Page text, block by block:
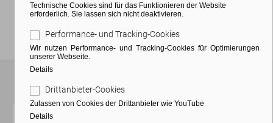
Technische Cookies sind für das Funktionieren der Website
erforderlich. Sie lassen sich nicht deaktivieren.
Performance- und Tracking-Cookies
Wir nutzen Performance- und Tracking-Cookies für Optimierungen
unserer Webseite.
Details
Drittanbieter-Cookies
Zulassen von Cookies der Drittanbieter wie YouTube
Details